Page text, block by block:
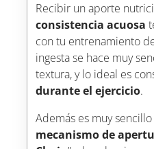
Recibir un aporte
consistencia acuosa
con tu entrenamiento
ingesta se hace muy
textura, y lo ideal es
durante el ejercicio.
Además es muy
mecanismo de